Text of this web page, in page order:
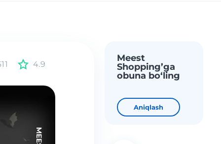
4.9
Meest
Shopping’ga
obuna bo‘ling
Aniqlash